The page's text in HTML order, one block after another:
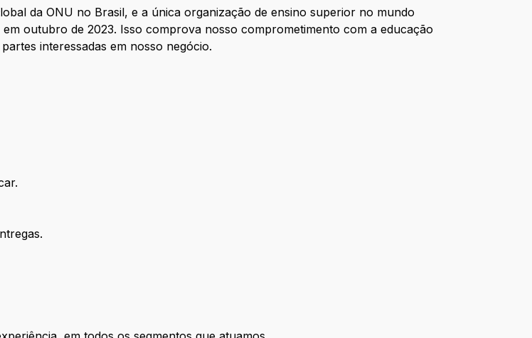
da ONU no Brasil, e a única organização de ensino superior no mundo
outubro de 2023. Isso comprova nosso comprometimento com a educação
interessadas em nosso negócio.